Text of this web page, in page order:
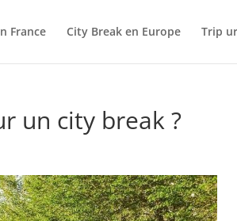
France City Break en Europe Trip
un city break ?